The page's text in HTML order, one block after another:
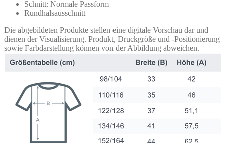
Schnitt: Normale Passform
Rundhalsausschnitt
Die abgebildeten Produkte stellen eine digitale Vorschau dar und
dienen der Visualisierung. Produkt, Druckgröße und -Positionierung
sowie Farbdarstellung können von der Abbildung abweichen.